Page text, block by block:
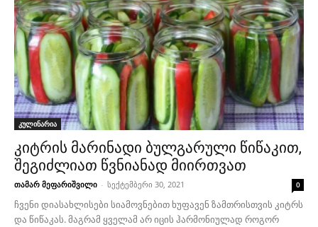
კულინარია
კიტრის მარინადი ბულგარული წიწაკით,
შეგიძლიათ წვნიანად მიირთვათ
თამარ მეფარიშვილი - სექტემბერი 30, 2021 0
ჩვენი დიასახლისები სიამოვნებით ხუფავენ ზამთრისთვის კიტრს
და წიწაკას. მაგრამ ყველამ არ იცის ჰარმონიულად როგორ